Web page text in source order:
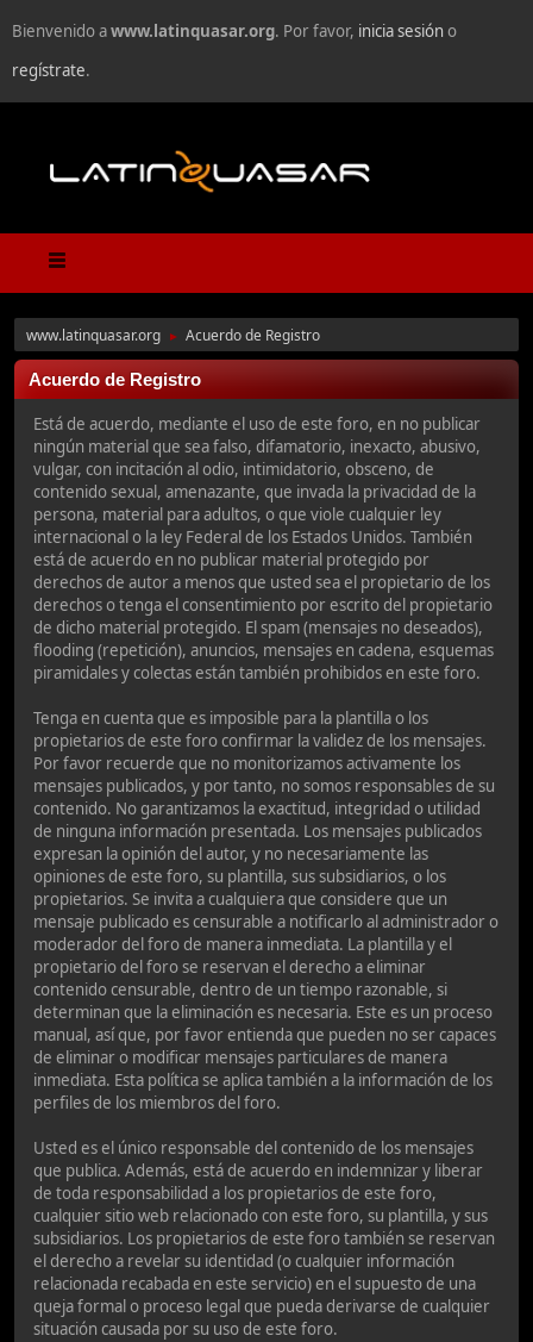
Bienvenido awww.latinquasar.org. Por favor, inicia sesióno
regístrate.
www.latinquasar.org ► Acuerdo de Registro
Acuerdo de Registro
Está de acuerdo, mediante el uso de este foro, en no publicar
ningún material que sea falso, difamatorio, inexacto, abusivo,
vulgar, con incitación al odio, intimidatorio, obsceno, de
contenido sexual, amenazante, que invada la privacidad de la
persona, material para adultos, o que viole cualquier ley
internacional o la ley Federal de los Estados Unidos. También
está de acuerdo en no publicar material protegido por
derechos de autor a menos que usted sea el propietario de los
derechos o tenga el consentimiento por escrito del propietario
de dicho material protegido. El spam (mensajes no deseados),
flooding (repetición), anuncios, mensajes en cadena, esquemas
piramidales y colectas están también prohibidos en este foro.
Tenga en cuenta que es imposible para la plantilla o los
propietarios de este foro confirmar la validez de los mensajes.
Por favor recuerde que no monitorizamos activamente los
mensajes publicados, y por tanto, no somos responsables de su
contenido. No garantizamos la exactitud, integridad o utilidad
de ninguna información presentada. Los mensajes publicados
expresan la opinión del autor, y no necesariamente las
opiniones de este foro, su plantilla, sus subsidiarios, o los
propietarios. Se invita a cualquiera que considere que un
mensaje publicado es censurable a notificarlo al administrador o
moderador del foro de manera inmediata. La plantilla y el
propietario del foro se reservan el derecho a eliminar
contenido censurable, dentro de un tiempo razonable, si
determinan que la eliminación es necesaria. Este es un proceso
manual, así que, por favor entienda que pueden no ser capaces
de eliminar o modificar mensajes particulares de manera
inmediata. Esta política se aplica también a la información de los
perfiles de los miembros del foro.
Usted es el único responsable del contenido de los mensajes
que publica. Además, está de acuerdo en indemnizar y liberar
de toda responsabilidad a los propietarios de este foro,
cualquier sitio web relacionado con este foro, su plantilla, y sus
subsidiarios. Los propietarios de este foro también se reservan
el derecho a revelar su identidad (o cualquier información
relacionada recabada en este servicio) en el supuesto de una
queja formal o proceso legal que pueda derivarse de cualquier
situación causada por su uso de este foro.